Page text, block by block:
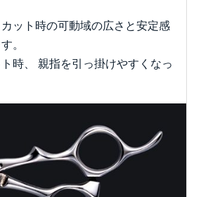
ット時の可動域の広さと安定感
。
時、 親指を引っ掛けやすくなっ